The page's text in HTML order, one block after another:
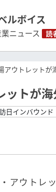
ルボイス
ニュース 読
アウトレットが
ットが
日インバウンド
アウトレ